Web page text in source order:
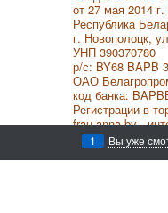
от 27 мая 2014
Республика
г. Новополоцк,
УНП 390370780
р/с: BY68 BAPB
ОАО
код банка:
Регистрации в
frau-anna.by -
Все права
1 Вы уже